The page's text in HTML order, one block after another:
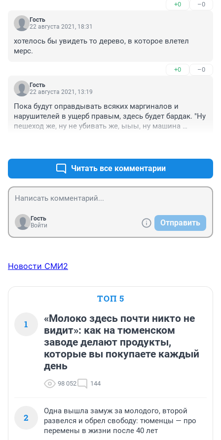
среагировал. То есть все же соблюдать надо
скоростной режим и сам сейчас так поступаю.
+0 –0
Гость
22 августа 2021, 18:31
хотелось бы увидеть то дерево, в которое влетел
мерс.
+0 –0
Гость
22 августа 2021, 13:19
Пока будут оправдывать всяких маргиналов и
нарушителей в ущерб правым, здесь будет бардак. "Ну
пешеход же, ну не убивать же, ыыы, ну машина
сворачивать хоть в кювет, хоть в отбойник, лишь бы
выскочившее на дорогу тело не пострадало? Кто
нарушил тот и неправ! И точка.
Читать все комментарии
Гость
Войти
Отправить
Новости СМИ2
ТОП 5
1
«Молоко здесь почти никто не
видит»: как на тюменском
заводе делают продукты,
которые вы покупаете каждый
день
98 052 144
2
Одна вышла замуж за молодого, второй
развелся и обрел свободу: тюменцы — про
перемены в жизни после 40 лет